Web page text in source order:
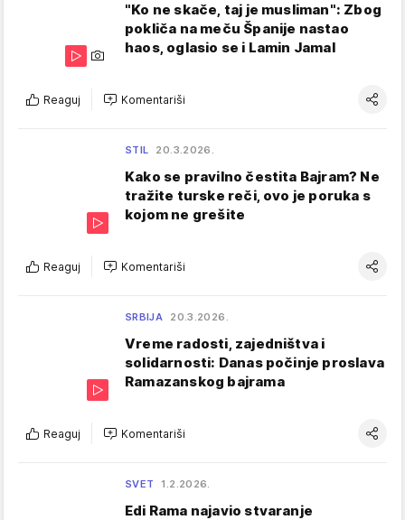
"Ko ne skače, taj je musliman": Zbog
pokliča na meču Španije nastao
haos, oglasio se i Lamin Jamal
Reaguj Komentariši
STIL 20.3.2026.
Kako se pravilno čestita Bajram? Ne
tražite turske reči, ovo je poruka s
kojom ne grešite
Reaguj Komentariši
SRBIJA 20.3.2026.
Vreme radosti, zajedništva i
solidarnosti: Danas počinje proslava
Ramazanskog bajrama
Reaguj Komentariši
SVET 1.2.2026.
Edi Rama najavio stvaranje